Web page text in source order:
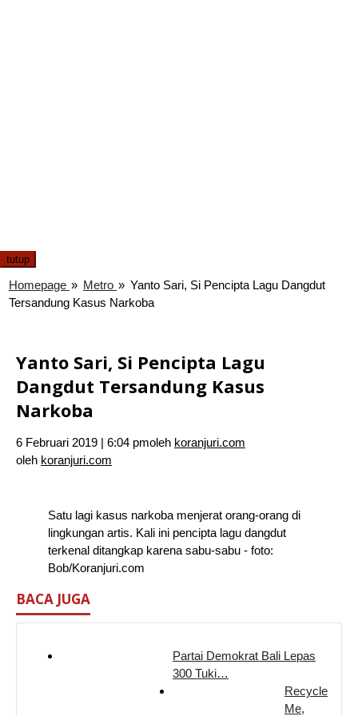
tutup
Homepage » Metro » Yanto Sari, Si Pencipta Lagu Dangdut
Tersandung Kasus Narkoba
Yanto Sari, Si Pencipta Lagu
Dangdut Tersandung Kasus
Narkoba
6 Februari 2019 | 6:04 pmoleh koranjuri.com
oleh koranjuri.com
Satu lagi kasus narkoba menjerat orang-orang di
lingkungan artis. Kali ini pencipta lagu dangdut
terkenal ditangkap karena sabu-sabu - foto:
Bob/Koranjuri.com
BACA JUGA
Partai Demokrat Bali Lepas
300 Tuki…
Recycle
Me,